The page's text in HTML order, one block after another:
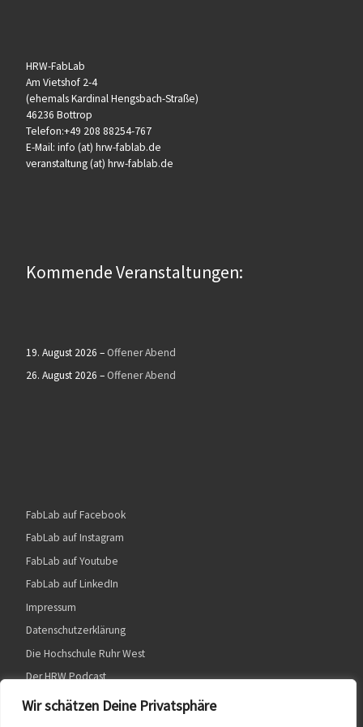
Wir schätzen Deine Privatsphäre
HRW-FabLab
Am Vietshof 2-4
(ehemals Kardinal Hengsbach-Straße)
46236 Bottrop
Telefon:+49 208 88254-767
E-Mail: info (at) hrw-fablab.de
veranstaltung (at) hrw-fablab.de
Kommende Veranstaltungen:
19. August 2026 – Offener Abend
26. August 2026 – Offener Abend
FabLab auf Facebook
FabLab auf Instagram
FabLab auf Youtube
FabLab auf LinkedIn
Impressum
Datenschutzerklärung
Die Hochschule Ruhr West
Der HRW Podcast